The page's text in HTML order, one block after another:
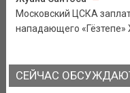
Московский ЦСКА
нападающего «Гёзтепе»
СЕЙЧАС